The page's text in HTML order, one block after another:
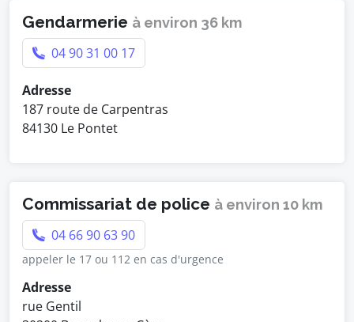
Gendarmerie à environ 36 km
04 90 31 00 17
Adresse
187 route de Carpentras
84130 Le Pontet
Commissariat de police à environ 10 km
04 66 90 63 90
appeler le 17 ou 112 en cas d'urgence
Adresse
rue Gentil